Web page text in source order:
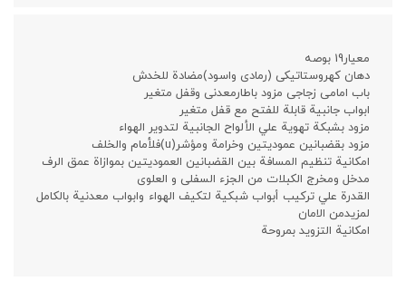
معیار19 بوصه
دهان کهروستاتیکی (رمادی واسود)مضادة للخدش
باب امامی زجاجی مزود باطارمعدنی وقفل متغیر
ابواب جانبیة قابلة للفتح مع قفل متغير
مزود بشبکة تهویة علي الألواح الجانبية لتدویر الهواء
مزود بقضبانین عمودیتین وخرامة ومؤشر(u)فلأمام والخلف
امكانية تنظیم المسافة بین القضبانین العمودیتین بموازاة عمق الرف
مدخل ومخرج الکبلات من الجزء السفلی و العلوی
القدرة علي تركيب أبواب شبكية لتكيف الهواء وابواب معدنیة بالکامل
لمزیدمن الامان
امکانیة التزوید بمروحة